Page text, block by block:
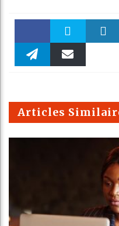
Faceboo Twitter
m
Articles